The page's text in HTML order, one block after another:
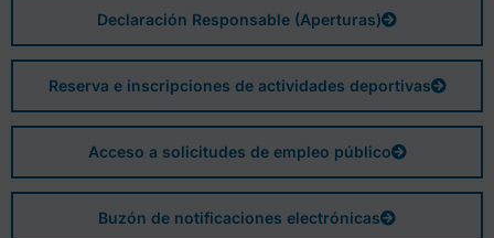
Declaración Responsable (Aperturas)
Reserva e inscripciones de actividades deportivas
Acceso a solicitudes de empleo público
Buzón de notificaciones electrónicas